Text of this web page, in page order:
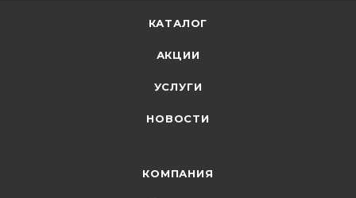
КАТАЛОГ
АКЦИИ
УСЛУГИ
НОВОСТИ
КОМПАНИЯ